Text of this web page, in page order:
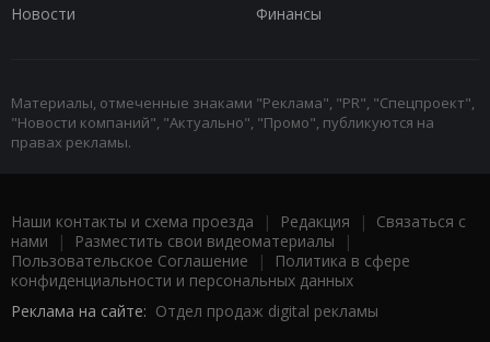
Новости
Финансы
Материалы, отмеченные знаками "Реклама", "PR", "Спецпроект",
"Новости компаний", "Актуально", "Промо", публикуются на
правах рекламы.
Наши контакты и схема проезда | Редакция | Связаться с
нами | Разместить свои видеоматериалы |
Пользовательское Соглашение |
Политика в сфере
конфиденциальности и персональных данных
Реклама на сайте: Отдел продаж digital рекламы